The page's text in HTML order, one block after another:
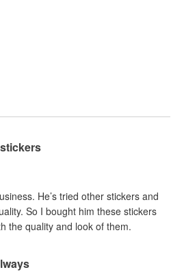
He’s tried other stickers and
So I bought him these stickers
the quality and look of them.